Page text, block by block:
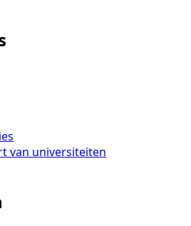
van universiteiten